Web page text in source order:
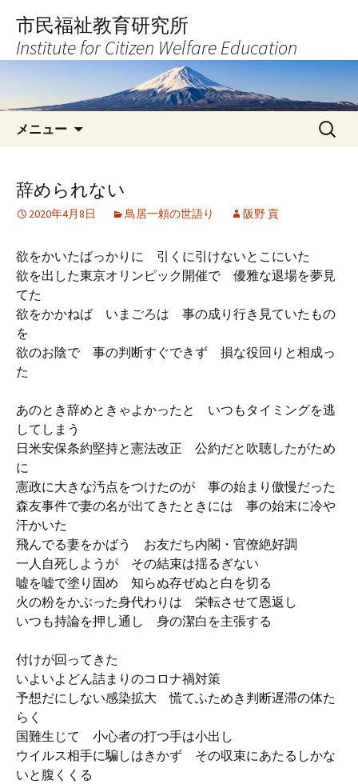
へ
キ
市民福祉教育研究所
Institute for Citizen Welfare Education
メニュー
検
索:
辞められない
2020年4月8日 鳥居一頼の世語り 阪野 貢
欲をかいたばっかりに 引くに引けないとこにいた
欲を出した東京オリンピック開催で 優雅な退場を夢見
てた
欲をかかねば いまごろは 事の成り行き見ていたもの
を
欲のお陰で 事の判断すぐできず 損な役回りと相成っ
た
あのとき辞めときゃよかったと いつもタイミングを逃
してしまう
日米安保条約堅持と憲法改正 公約だと吹聴したがため
に
憲政に大きな汚点をつけたのが 事の始まり傲慢だった
森友事件で妻の名が出てきたときには 事の始末に冷や
汗かいた
飛んでる妻をかばう お友だち内閣・官僚絶好調
一人自死しようが その結束は揺るぎない
嘘を嘘で塗り固め 知らぬ存ぜぬと白を切る
火の粉をかぶった身代わりは 栄転させて恩返し
いつも持論を押し通し 身の潔白を主張する
付けが回ってきた
いよいよどん詰まりのコロナ禍対策
予想だにしない感染拡大 慌てふためき判断遅滞の体た
らく
国難生じて 小心者の打つ手は小出し
ウイルス相手に騙しはきかず その収束にあたるしかな
いと腹くくる